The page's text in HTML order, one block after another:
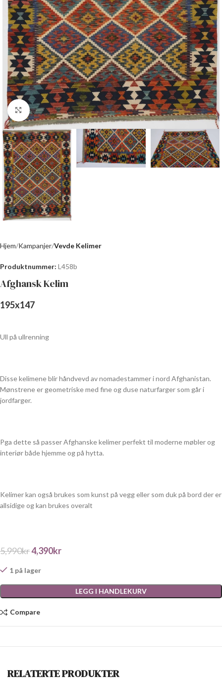
Click to enlarge
Hjem Kampanjer Vevde Kelimer
Produktnummer: L458b
Afghansk Kelim
195x147
Ull på ullrenning
Disse kelimene blir håndvevd av nomadestammer i nord Afghanistan.
Mønstrene er geometriske med fine og duse naturfarger som går i
jordfarger.
Pga dette så passer Afghanske kelimer perfekt til moderne møbler og
interiør både hjemme og på hytta.
Kelimer kan også brukes som kunst på vegg eller som duk på bord der er
allsidige og kan brukes overalt
5,990kr4,390kr
1 på lager
LEGG I HANDLEKURV
Compare
RELATERTE PRODUKTER